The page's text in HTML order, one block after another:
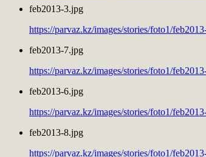
feb2013-3.jpg
https://parvaz.kz/images/stories/foto1/
feb2013-7.jpg
https://parvaz.kz/images/stories/foto1/
feb2013-6.jpg
https://parvaz.kz/images/stories/foto1/
feb2013-8.jpg
https://parvaz.kz/images/stories/foto1/